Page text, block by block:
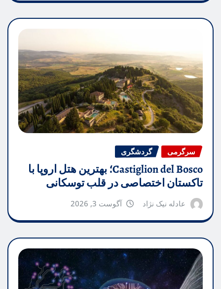
سرگرمی گردشگری
Castiglion del Bosco؛ بهترین هتل اروپا با
تاکستان اختصاصی در قلب توسکانی
عادله نیک نژاد آگوست 3, 2026